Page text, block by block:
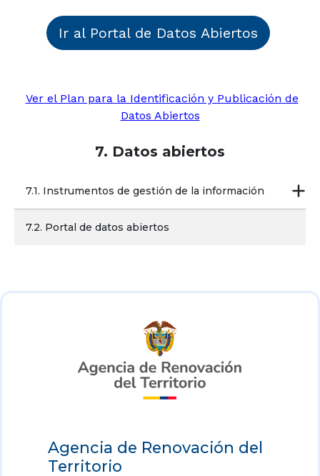
7. Datos abiertos
7.1. Instrumentos de gestión de la información
7.2. Portal de datos abiertos
Ir al Portal de Datos Abiertos
Ver el Plan para la Identificación y Publicación de
Datos Abiertos
Agencia de Renovación del
Territorio